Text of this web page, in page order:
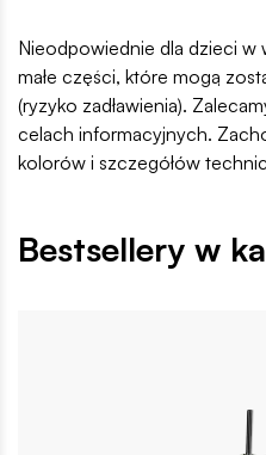
Nieodpowiednie dla dzieci w
małe części, które mogą
(ryzyko zadławienia).
celach informacyjnych.
kolorów i szczegółów
Bestsellery w